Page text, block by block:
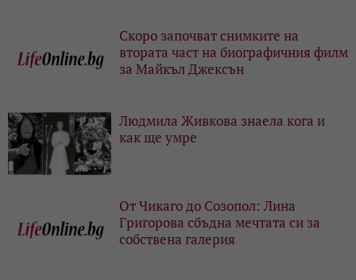
Скоро започват снимките на
втората част на биографичния филм
за Майкъл Джексън
Людмила Живкова знаела кога и
как ще умре
От Чикаго до Созопол: Лина
Григорова сбъдна мечтата си за
собствена галерия